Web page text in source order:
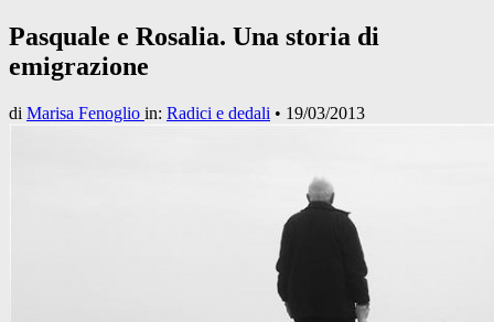
Pasquale e Rosalia. Una storia di
emigrazione
di Marisa Fenoglio in: Radici e dedali • 19/03/2013